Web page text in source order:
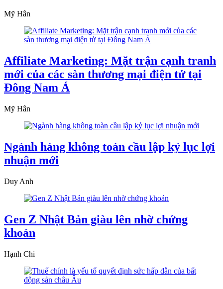
Mỹ Hân
Affiliate Marketing: Mặt trận cạnh tranh
mới của các sàn thương mại điện tử tại
Đông Nam Á
Mỹ Hân
Ngành hàng không toàn cầu lập kỷ lục lợi
nhuận mới
Duy Anh
Gen Z Nhật Bản giàu lên nhờ chứng
khoán
Hạnh Chi